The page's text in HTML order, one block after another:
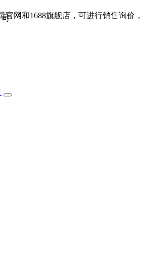
网和1688旗舰店，可进行销售询